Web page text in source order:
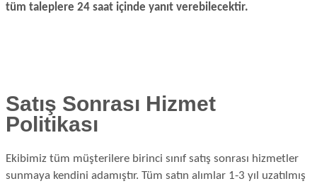
tüm taleplere 24 saat içinde yanıt verebilecektir.
Satış Sonrası Hizmet
Politikası
Ekibimiz tüm müşterilere birinci sınıf satış sonrası hizmetler
sunmaya kendini adamıştır. Tüm satın alımlar 1-3 yıl uzatılmış